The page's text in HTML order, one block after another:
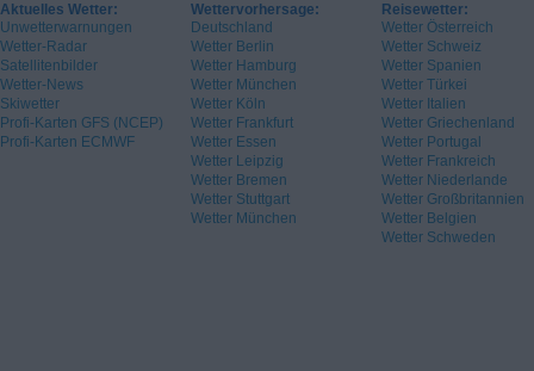
Aktuelles Wetter:
Unwetterwarnungen
Wetter-Radar
Satellitenbilder
Wetter-News
Skiwetter
Profi-Karten GFS (NCEP)
Profi-Karten ECMWF
Wettervorhersage:
Deutschland
Wetter Berlin
Wetter Hamburg
Wetter München
Wetter Köln
Wetter Frankfurt
Wetter Essen
Wetter Leipzig
Wetter Bremen
Wetter Stuttgart
Wetter München
Reisewetter:
Wetter Österreich
Wetter Schweiz
Wetter Spanien
Wetter Türkei
Wetter Italien
Wetter Griechenland
Wetter Portugal
Wetter Frankreich
Wetter Niederlande
Wetter Großbritannien
Wetter Belgien
Wetter Schweden